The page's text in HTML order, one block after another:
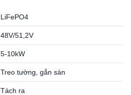
LiFePO4
48V/51,2V
5-10kW
Treo tường, gắn sàn
Tách ra